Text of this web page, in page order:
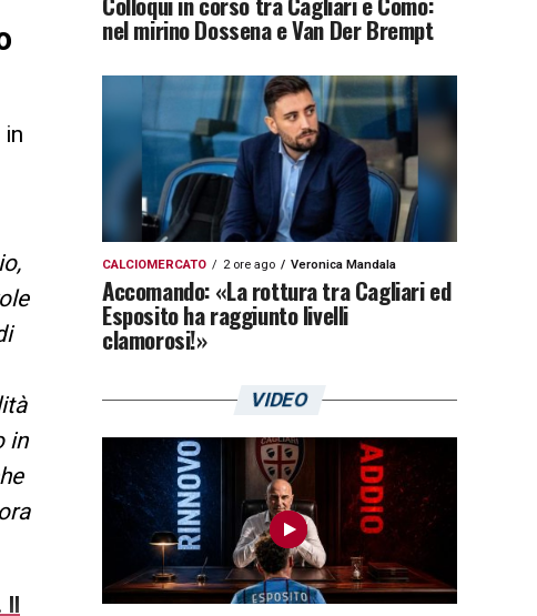
in
in
Il
nel mirino Dossena e Van Der Brempt
CALCIOMERCATO 2 ore ago Veronica Mandala
Accomando: «La rottura tra Cagliari ed
Esposito ha raggiunto livelli
clamorosi!»
VIDEO